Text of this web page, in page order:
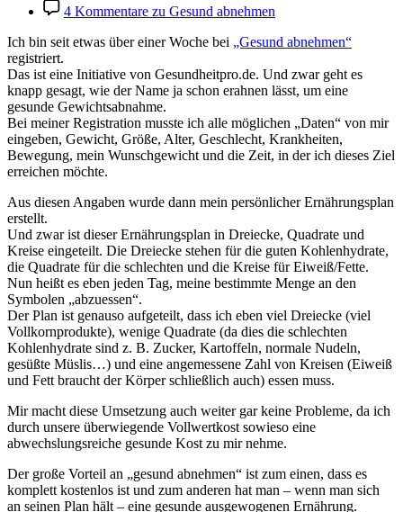
4 Kommentare zu Gesund abnehmen
Ich bin seit etwas über einer Woche bei „Gesund abnehmen“
registriert.
Das ist eine Initiative von Gesundheitpro.de. Und zwar geht es
knapp gesagt, wie der Name ja schon erahnen lässt, um eine
gesunde Gewichtsabnahme.
Bei meiner Registration musste ich alle möglichen „Daten“ von mir
eingeben, Gewicht, Größe, Alter, Geschlecht, Krankheiten,
Bewegung, mein Wunschgewicht und die Zeit, in der ich dieses Ziel
erreichen möchte.
Aus diesen Angaben wurde dann mein persönlicher Ernährungsplan
erstellt.
Und zwar ist dieser Ernährungsplan in Dreiecke, Quadrate und
Kreise eingeteilt. Die Dreiecke stehen für die guten Kohlenhydrate,
die Quadrate für die schlechten und die Kreise für Eiweiß/Fette.
Nun heißt es eben jeden Tag, meine bestimmte Menge an den
Symbolen „abzuessen“.
Der Plan ist genauso aufgeteilt, dass ich eben viel Dreiecke (viel
Vollkornprodukte), wenige Quadrate (da dies die schlechten
Kohlenhydrate sind z. B. Zucker, Kartoffeln, normale Nudeln,
gesüßte Müslis…) und eine angemessene Zahl von Kreisen (Eiweiß
und Fett braucht der Körper schließlich auch) essen muss.
Mir macht diese Umsetzung auch weiter gar keine Probleme, da ich
durch unsere überwiegende Vollwertkost sowieso eine
abwechslungsreiche gesunde Kost zu mir nehme.
Der große Vorteil an „gesund abnehmen“ ist zum einen, dass es
komplett kostenlos ist und zum anderen hat man – wenn man sich
an seinen Plan hält – eine gesunde ausgewogenen Ernährung.